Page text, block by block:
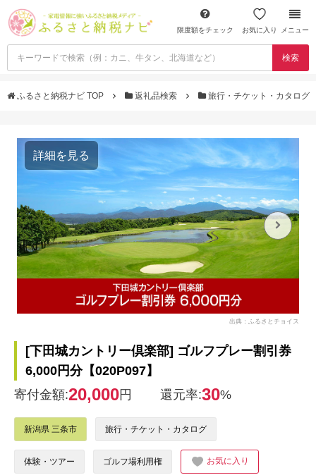
限度額をチェック お気に入り メニュー
検索
ふるさと納税ナビ TOP 返礼品検索 旅行・チケット・カタログ
詳細を見る
出典：ふるさとチョイス
[下田城カントリー倶楽部] ゴルフプレー割引券
6,000円分【020P097】
寄付金額:20,000円 還元率:30%
新潟県 三条市 旅行・チケット・カタログ
体験・ツアー ゴルフ場利用権 お気に入り